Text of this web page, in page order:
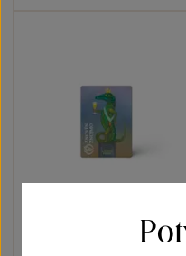
Dekorační magnetka